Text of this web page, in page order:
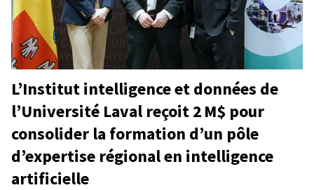
L’Institut intelligence et données de
l’Université Laval reçoit 2 M$ pour
consolider la formation d’un pôle
d’expertise régional en intelligence
artificielle